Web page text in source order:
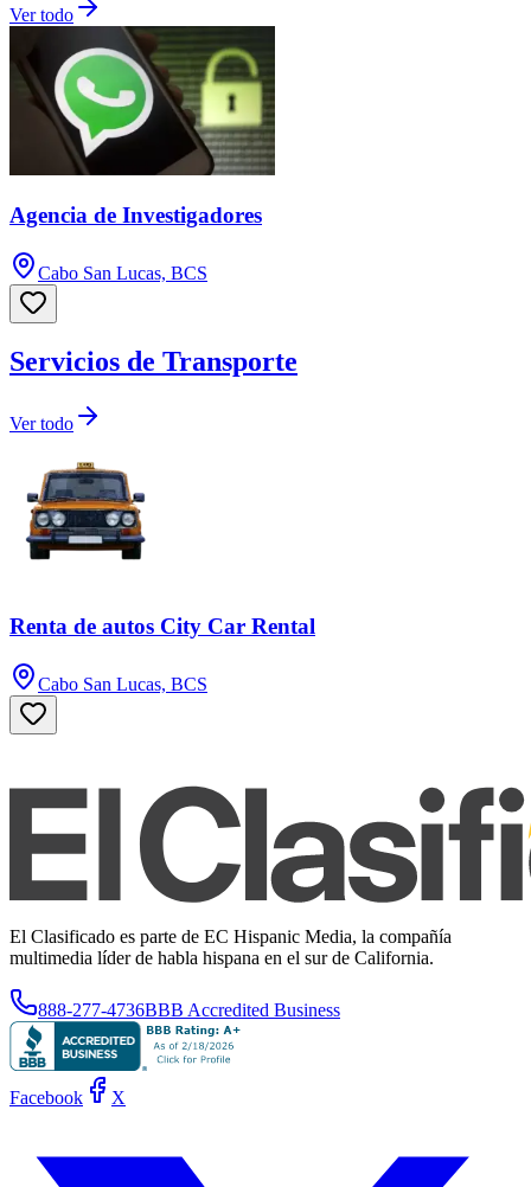
Ver todo
Agencia de Investigadores
Cabo San Lucas, BCS
Servicios de Transporte
Ver todo
Renta de autos City Car Rental
Cabo San Lucas, BCS
El Clasificado es parte de EC Hispanic Media, la compañía
multimedia líder de habla hispana en el sur de California.
888-277-4736BBB Accredited Business
Facebook X